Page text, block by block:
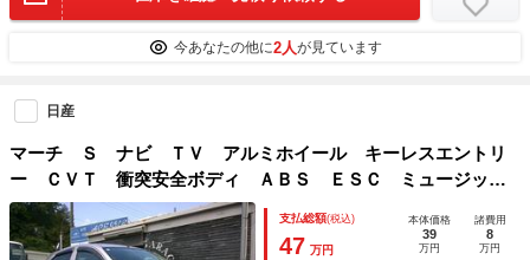
今あなたの他に2人が見ています
日産
マーチ Ｓ ナビ ＴＶ アルミホイール キーレスエントリ
ー ＣＶＴ 衝突安全ボディ ＡＢＳ ＥＳＣ ミュージック
プレイヤー接続可 エアコン パワーステアリング ＥＴＣ
ドライブレコーダー
支払総額(税込)
47 万円
本体価格
39
万円
諸費用
8
万円